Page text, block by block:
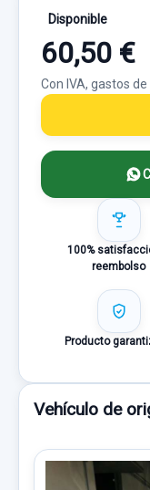
Disponible
60,50 €
Con IVA, gastos
100%
reembolso
Producto
Vehículo de